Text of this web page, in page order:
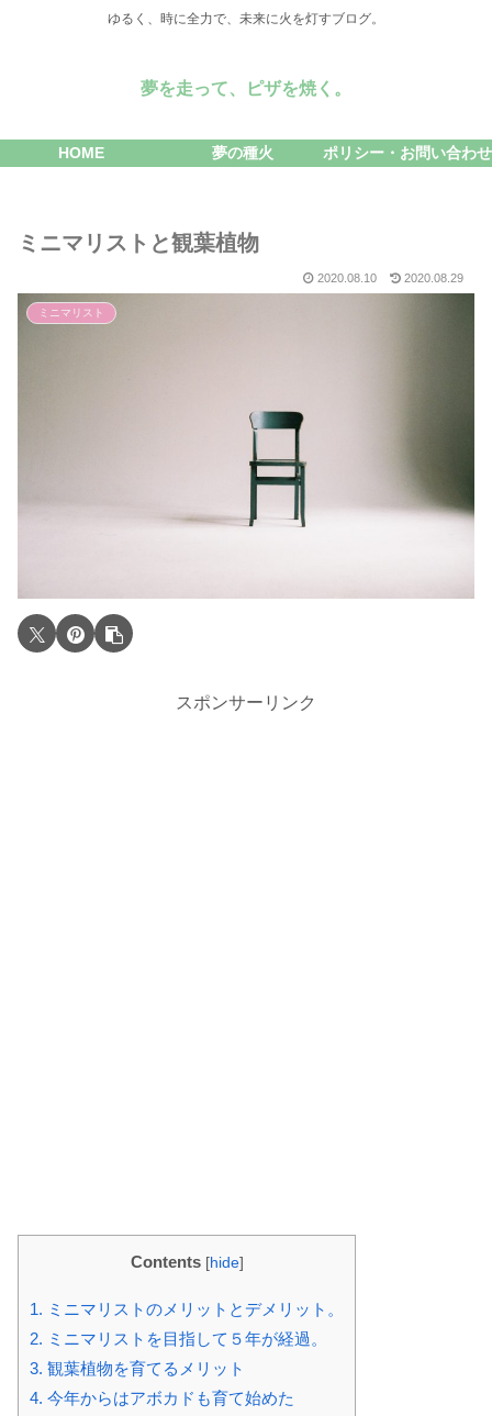
ゆるく、時に全力で、未来に火を灯すブログ。
夢を走って、ピザを焼く。
HOME 夢の種火 ポリシー・お問い合わせ
ミニマリストと観葉植物
2020.08.10 2020.08.29
ミニマリスト
スポンサーリンク
Contents [hide]
1. ミニマリストのメリットとデメリット。
2. ミニマリストを目指して５年が経過。
3. 観葉植物を育てるメリット
4. 今年からはアボカドも育て始めた